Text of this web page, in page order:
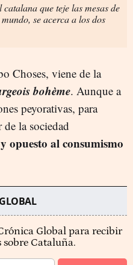
que teje las mesas de
se acerca a los dos
Choses, viene de la
bohème. Aunque a
peyorativas, para
de la sociedad
opuesto al consumismo
Global para recibir
Cataluña.